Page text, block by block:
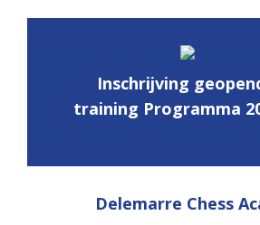
Inschrijving
training Programma
Delemarre Chess